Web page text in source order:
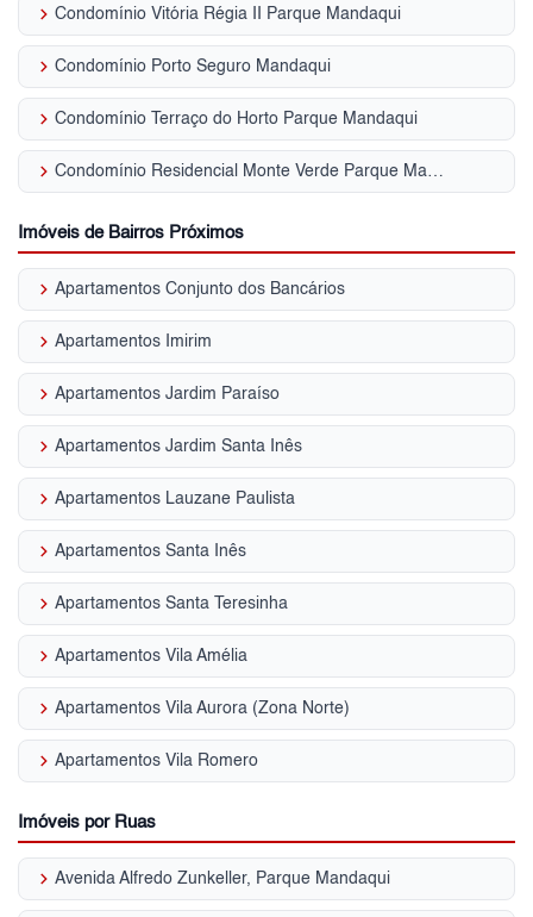
keyboard_arrow_right Condomínio Vitória Régia II Parque Mandaqui
keyboard_arrow_right Condomínio Porto Seguro Mandaqui
keyboard_arrow_right Condomínio Terraço do Horto Parque Mandaqui
keyboard_arrow_right Condomínio Residencial Monte Verde Parque Mandaqui
Imóveis de Bairros Próximos
keyboard_arrow_right Apartamentos Conjunto dos Bancários
keyboard_arrow_right Apartamentos Imirim
keyboard_arrow_right Apartamentos Jardim Paraíso
keyboard_arrow_right Apartamentos Jardim Santa Inês
keyboard_arrow_right Apartamentos Lauzane Paulista
keyboard_arrow_right Apartamentos Santa Inês
keyboard_arrow_right Apartamentos Santa Teresinha
keyboard_arrow_right Apartamentos Vila Amélia
keyboard_arrow_right Apartamentos Vila Aurora (Zona Norte)
keyboard_arrow_right Apartamentos Vila Romero
Imóveis por Ruas
keyboard_arrow_right Avenida Alfredo Zunkeller, Parque Mandaqui